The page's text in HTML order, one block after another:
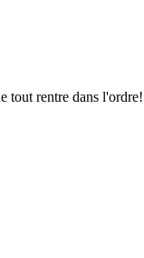
tout rentre dans l'ordre!